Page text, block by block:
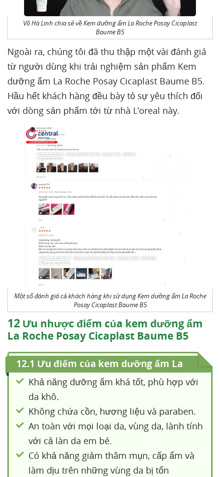
Võ Hà Linh chia sẻ về Kem dưỡng ẩm La Roche Posay Cicaplast
Baume B5
Ngoài ra, chúng tôi đã thu thập một vài đánh giá
từ người dùng khi trải nghiệm sản phẩm Kem
dưỡng ẩm La Roche Posay Cicaplast Baume B5.
Hầu hết khách hàng đều bày tỏ sự yêu thích đối
với dòng sản phẩm tới từ nhà L’oreal này.
Một số đánh giá cả khách hàng khi sử dụng Kem dưỡng ẩm La Roche
Posay Cicaplast Baume B5
12 Ưu nhược điểm của kem dưỡng ẩm
La Roche Posay Cicaplast Baume B5
12.1 Ưu điểm của kem dưỡng ẩm La
Roche Posay Cicaplast Baume B5
Khả năng dưỡng ẩm khá tốt, phù hợp với
da khô.
Không chứa cồn, hương liệu và paraben.
An toàn với mọi loại da, vùng da, lành tính
với cả làn da em bé.
Có khả năng giảm thâm mụn, cấp ẩm và
làm dịu trên những vùng da bị tổn